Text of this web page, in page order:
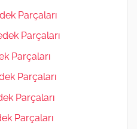
Parçaları
Parçaları
Parçaları
Parçaları
Parçaları
Parçaları